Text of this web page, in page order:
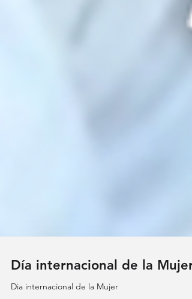
Día internacional de la Mujer